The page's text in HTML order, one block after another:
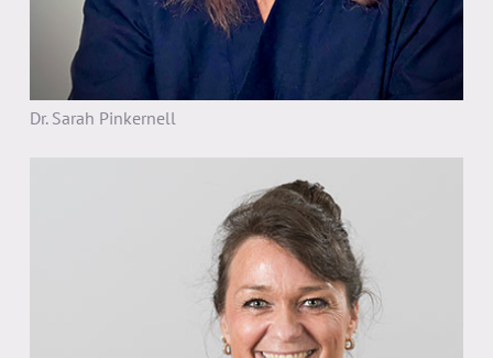
Dr. Sarah Pinkernell